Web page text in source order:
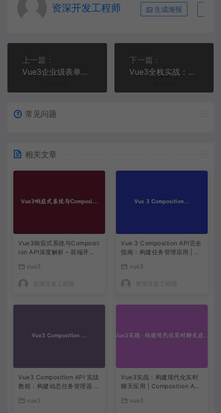
资深开发工程师 生成海报
上一篇：
Vue3企业级表单解决方案：动态表单生成器开发实战 | 前端进阶教程
下一篇：
Vue3全栈实战：构建智能医疗问诊平台 | 微前端架构与性能优化
常见问题
相关文章
Vue3响应式系统与Composit
ion API深度解析 – 前端开发
vue3
资深开发工程师
Vue 3 Composition API完全
指南：构建任务管理应用 | Vu
vue3
资深开发工程师
Vue3 Composition API 实战
教程：构建动态任务管理器 |
vue3
Vue3实战：构建现代化实时
聊天应用 | Composition API
vue3